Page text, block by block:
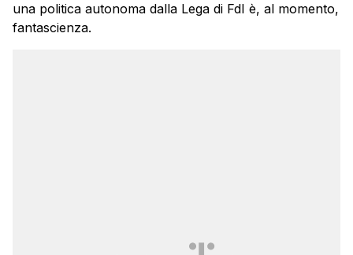
una politica autonoma dalla Lega di FdI è, al momento,
fantascienza.